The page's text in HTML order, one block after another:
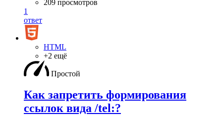
209 просмотров
1
ответ
HTML
+2 ещё
Простой
Как запретить формирования
ссылок вида /tel:?